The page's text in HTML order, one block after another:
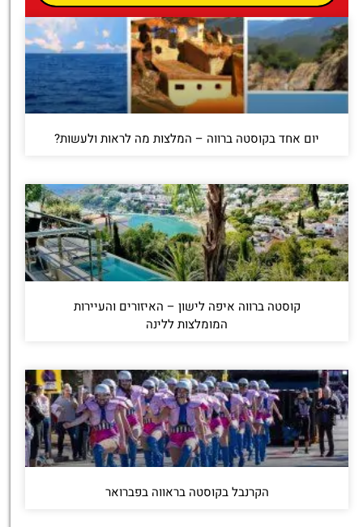
יום אחד בקוסטה ברווה – המלצות מה לראות ולעשות?
קוסטה ברווה איפה לישון – האיזורים והעיירות
המומלצות ללינה
הקרנבל בקוסטה בראווה בפברואר